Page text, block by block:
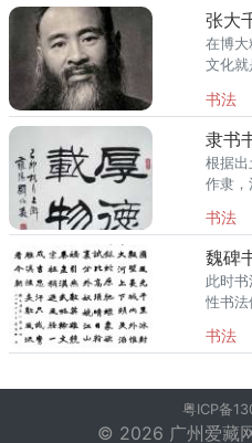
书法成
张大
在博大
文化就
品为
时候
书法
隶书
根据出
作隶，
可小
书法
魏碑
此时
性书法
称：“
书法
粤ICP备
© 2026 广州爱藏